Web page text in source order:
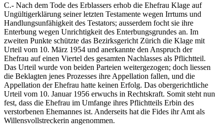
C.- Nach dem Tode des Erblassers erhob die Ehefrau Klage auf
Ungültigerklärung seiner letzten Testamente wegen Irrtums und
Handlungsunfähigkeit des Testators; ausserdem focht sie ihre
Enterbung wegen Unrichtigkeit des Enterbungsgrundes an. Im
zweiten Punkte schützte das Bezirksgericht Zürich die Klage mit
Urteil vom 10. März 1954 und anerkannte den Anspruch der
Ehefrau auf einen Viertel des gesamten Nachlasses als Pflichtteil.
Das Urteil wurde von beiden Parteien weitergezogen; doch liessen
die Beklagten jenes Prozesses ihre Appellation fallen, und die
Appellation der Ehefrau hatte keinen Erfolg. Das obergerichtliche
Urteil vom 10. Januar 1956 erwuchs in Rechtskraft. Somit steht nun
fest, dass die Ehefrau im Umfange ihres Pflichtteils Erbin des
verstorbenen Ehemannes ist. Anderseits hat die Fides ihr Amt als
Willensvollstreckerin angenommen.